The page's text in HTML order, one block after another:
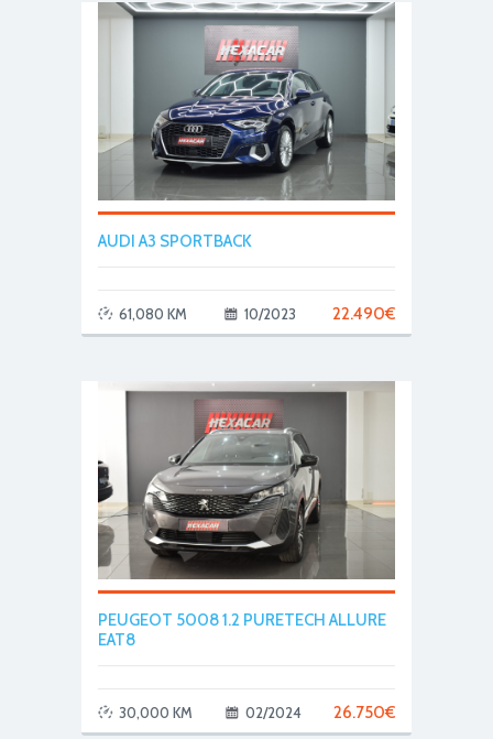
AUDI A3 SPORTBACK
22.490€
61,080 KM 10/2023
PEUGEOT 5008 1.2 PURETECH ALLURE
EAT8
26.750€
30,000 KM 02/2024